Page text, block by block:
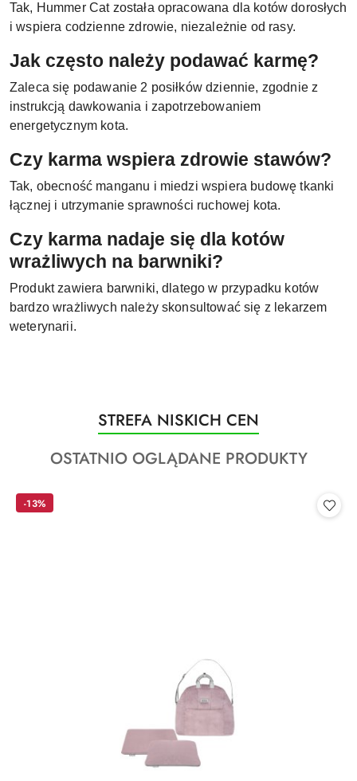
Tak, Hummer Cat została opracowana dla kotów dorosłych
i wspiera codzienne zdrowie, niezależnie od rasy.
Jak często należy podawać karmę?
Zaleca się podawanie 2 posiłków dziennie, zgodnie z
instrukcją dawkowania i zapotrzebowaniem
energetycznym kota.
Czy karma wspiera zdrowie stawów?
Tak, obecność manganu i miedzi wspiera budowę tkanki
łącznej i utrzymanie sprawności ruchowej kota.
Czy karma nadaje się dla kotów
wrażliwych na barwniki?
Produkt zawiera barwniki, dlatego w przypadku kotów
bardzo wrażliwych należy skonsultować się z lekarzem
weterynarii.
Pomiń karuzelę produktów
Produkty
o
statusie:
STREFA NISKICH CEN
Produkty
statusie:
OSTATNIO OGLĄDANE PRODUKTY
-13%